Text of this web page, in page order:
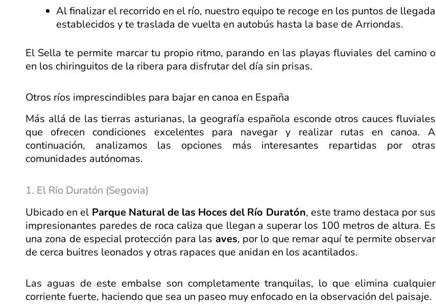
Al finalizar el recorrido en el río, nuestro equipo te recoge en los puntos de llegada
establecidos y te traslada de vuelta en autobús hasta la base de Arriondas.
El Sella te permite marcar tu propio ritmo, parando en las playas fluviales del camino o
en los chiringuitos de la ribera para disfrutar del día sin prisas.
Otros ríos imprescindibles para bajar en canoa en España
Más allá de las tierras asturianas, la geografía española esconde otros cauces fluviales
que ofrecen condiciones excelentes para navegar y realizar rutas en canoa. A
continuación, analizamos las opciones más interesantes repartidas por otras
comunidades autónomas.
1. El Río Duratón (Segovia)
Ubicado en el Parque Natural de las Hoces del Río Duratón, este tramo destaca por sus
impresionantes paredes de roca caliza que llegan a superar los 100 metros de altura. Es
una zona de especial protección para las aves, por lo que remar aquí te permite observar
de cerca buitres leonados y otras rapaces que anidan en los acantilados.
Las aguas de este embalse son completamente tranquilas, lo que elimina cualquier
corriente fuerte, haciendo que sea un paseo muy enfocado en la observación del paisaje.